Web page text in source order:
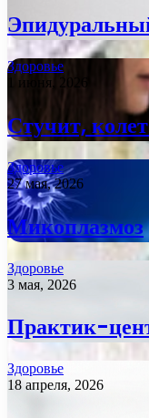
Здоровье
1 июня, 2026
Стучит,
Здоровье
27 мая, 2026
Микоплазмоз
Здоровье
3 мая, 2026
Практик-
Здоровье
18 апреля, 2026